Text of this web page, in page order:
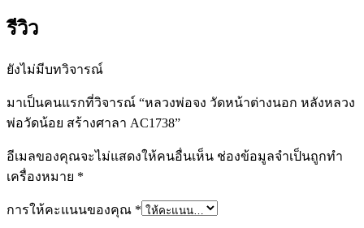
รีวิว
ยังไม่มีบทวิจารณ์
มาเป็นคนแรกที่วิจารณ์ “หลวงพ่อจง วัดหน้าต่างนอก หลังหลวง
พ่อวัดน้อย สร้างศาลา AC1738”
อีเมลของคุณจะไม่แสดงให้คนอื่นเห็น ช่องข้อมูลจำเป็นถูกทำ
เครื่องหมาย *
การให้คะแนนของคุณ *